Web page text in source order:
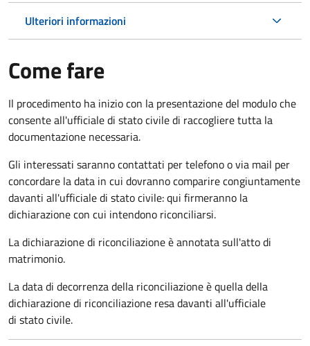
Ulteriori informazioni
Come fare
Il procedimento ha inizio con la presentazione del modulo che
consente all'ufficiale di stato civile di raccogliere tutta la
documentazione necessaria.
Gli interessati saranno contattati per telefono o via mail per
concordare la data in cui dovranno comparire congiuntamente
davanti all'ufficiale di stato civile: qui firmeranno la
dichiarazione con cui intendono riconciliarsi.
La dichiarazione di riconciliazione è annotata sull'atto di
matrimonio.
La data di decorrenza della riconciliazione è quella della
dichiarazione di riconciliazione resa davanti all'ufficiale
di stato civile.